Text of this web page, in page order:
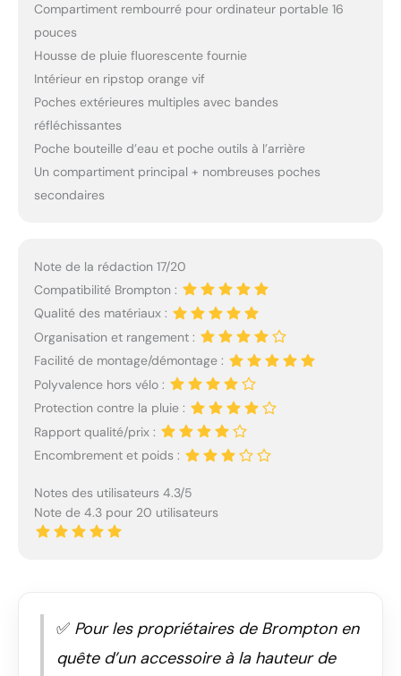
Compartiment rembourré pour ordinateur portable 16
pouces
Housse de pluie fluorescente fournie
Intérieur en ripstop orange vif
Poches extérieures multiples avec bandes
réfléchissantes
Poche bouteille d’eau et poche outils à l’arrière
Un compartiment principal + nombreuses poches
secondaires
Note de la rédaction 17/20
Compatibilité Brompton :
Qualité des matériaux :
Organisation et rangement :
Facilité de montage/démontage :
Polyvalence hors vélo :
Protection contre la pluie :
Rapport qualité/prix :
Encombrement et poids :
Notes des utilisateurs 4.3/5
Note de 4.3 pour 20 utilisateurs
✅ Pour les propriétaires de Brompton en
quête d’un accessoire à la hauteur de